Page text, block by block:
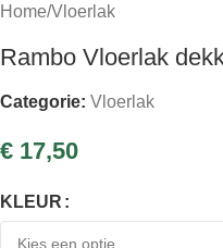
Home/Vloerlak
Rambo Vloerlak
Categorie: Vloerlak
€ 17,50
KLEUR